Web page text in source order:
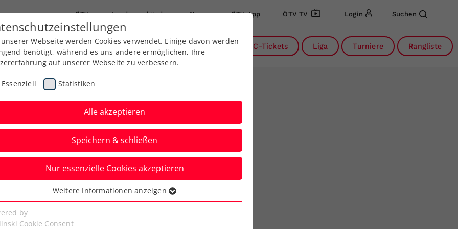
ÖTV Landesverbände News ÖTV App ÖTV TV Login Suchen
Ausbildung Services Über uns Kreise DC-Tickets Liga Turniere Rangliste
folgt Ofner mit
Hauptfeld
Webseite werden Cookies verwendet. Einige davon werden
benötigt, während es uns andere ermöglichen, Ihre
auf unserer Webseite zu verbessern.
Essenziell Statistiken
Alle akzeptieren
Speichern & schließen
Nur essenzielle Cookies akzeptieren
Cookies werden für grundlegende Funktionen der
benötigt. Dadurch ist gewährleistet, dass die Webseite
Weitere Informationen anzeigen
by
Cookie Consent